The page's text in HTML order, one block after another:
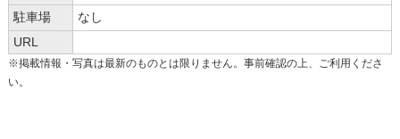
駐車場
なし
URL
※掲載情報・写真は最新のものとは限りません。事前確認の上、ご利用くださ
い。